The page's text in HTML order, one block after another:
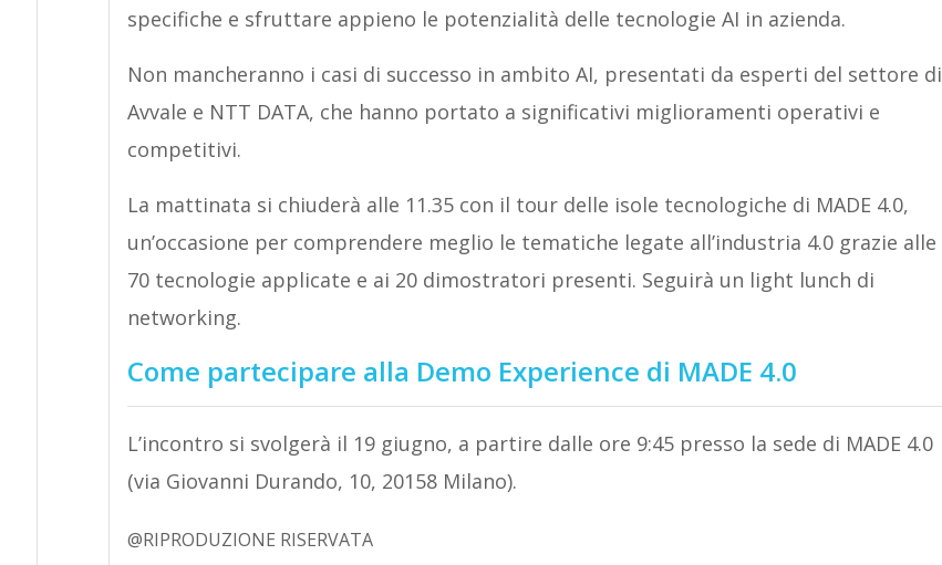
specifiche e sfruttare appieno le potenzialità delle tecnologie AI in azienda.
Non mancheranno i casi di successo in ambito AI, presentati da esperti del settore di
Avvale e NTT DATA, che hanno portato a significativi miglioramenti operativi e
competitivi.
La mattinata si chiuderà alle 11.35 con il tour delle isole tecnologiche di MADE 4.0,
un’occasione per comprendere meglio le tematiche legate all’industria 4.0 grazie alle
70 tecnologie applicate e ai 20 dimostratori presenti. Seguirà un light lunch di
networking.
Come partecipare alla Demo Experience di MADE 4.0
L’incontro si svolgerà il 19 giugno, a partire dalle ore 9:45 presso la sede di MADE 4.0
(via Giovanni Durando, 10, 20158 Milano).
@RIPRODUZIONE RISERVATA